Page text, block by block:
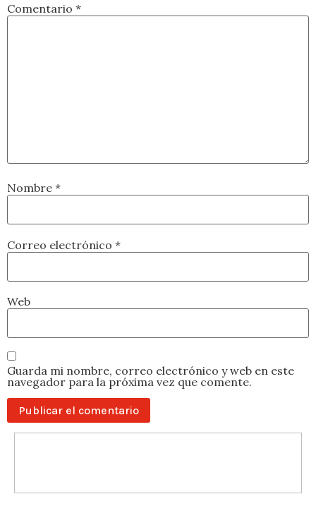
Comentario *
Nombre *
Correo electrónico *
Web
Guarda mi nombre, correo electrónico y web en este
navegador para la próxima vez que comente.